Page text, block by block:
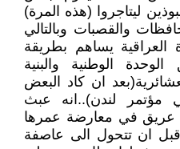
ليتاجروا (هذه المرة)
والقصبات وبالتالي
يساهم بطريقة
الوطنية والبنية
ان كاد البعض
مؤتمر لندن)..انه عبث
في معارضة عمرها
قبل ان تتحول الى عاصفة